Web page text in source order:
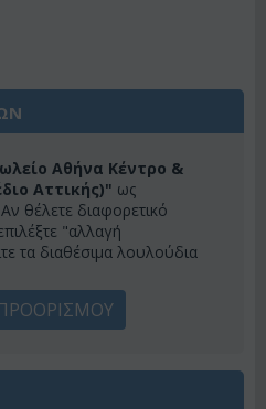
Αθήνα Κέντρο &
Αττικής)" ως
θέλετε διαφορετικό
"αλλαγή
τα διαθέσιμα λουλούδια